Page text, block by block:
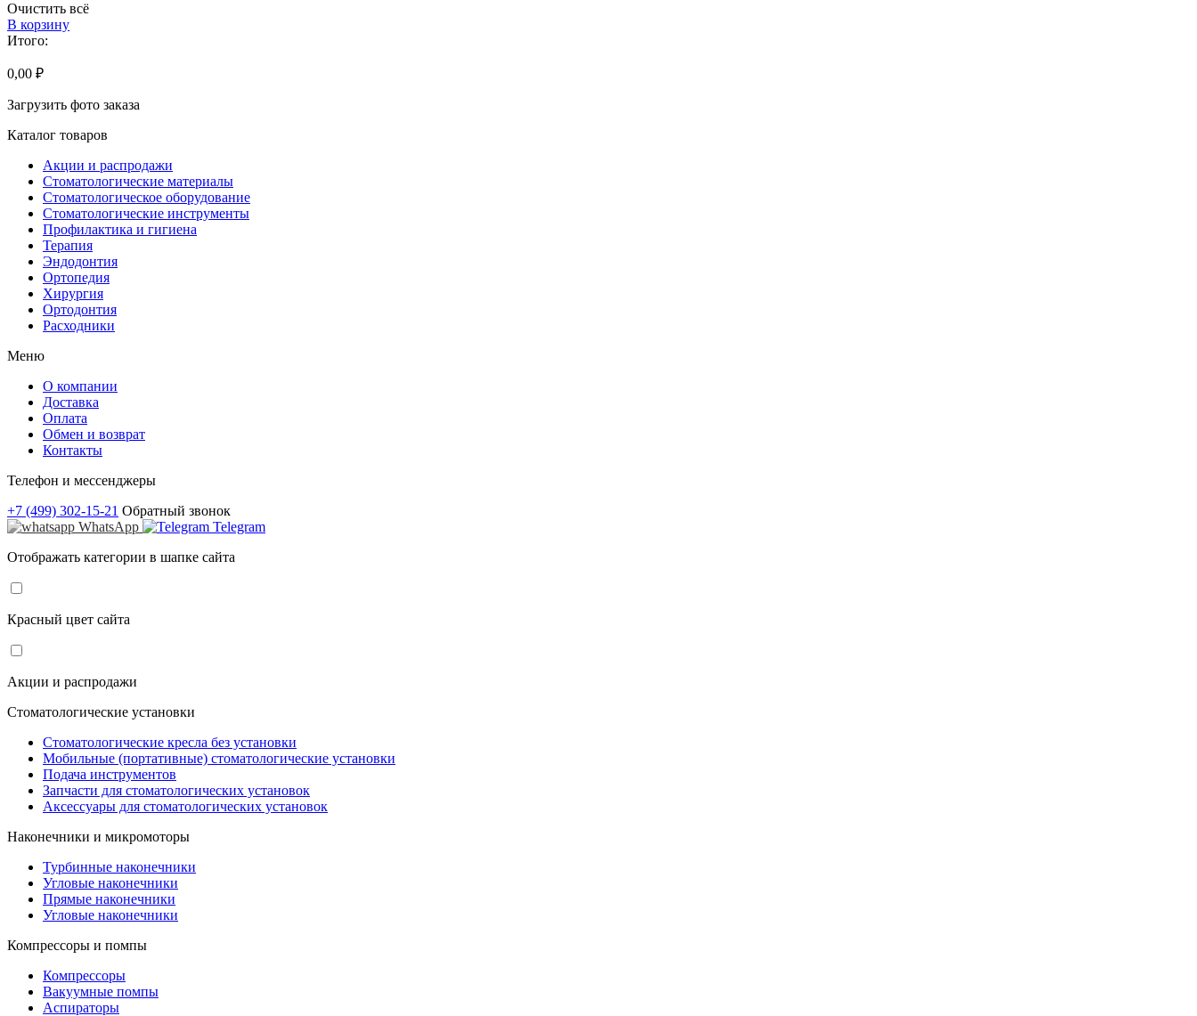
Очистить всё
В корзину
Итого:
0,00 ₽
Загрузить фото заказа
Каталог товаров
Акции и распродажи
Стоматологические материалы
Стоматологическое оборудование
Стоматологические инструменты
Профилактика и гигиена
Терапия
Эндодонтия
Ортопедия
Хирургия
Ортодонтия
Расходники
Меню
О компании
Доставка
Оплата
Обмен и возврат
Контакты
Телефон и мессенджеры
+7 (499) 302-15-21 Обратный звонок
WhatsApp
Telegram
Отображать категории в шапке сайта
Красный цвет сайта
Акции и распродажи
Стоматологические установки
Стоматологические кресла без установки
Мобильные (портативные) стоматологические установки
Подача инструментов
Запчасти для стоматологических установок
Аксессуары для стоматологических установок
Наконечники и микромоторы
Турбинные наконечники
Угловые наконечники
Прямые наконечники
Угловые наконечники
Компрессоры и помпы
Компрессоры
Вакуумные помпы
Аспираторы